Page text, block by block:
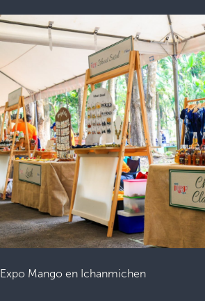
Expo Mango en Ichanmichen